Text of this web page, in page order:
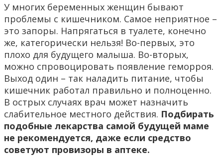
У многих беременных женщин бывают
проблемы с кишечником. Самое неприятное –
это запоры. Напрягаться в туалете, конечно
же, категорически нельзя! Во-первых, это
плохо для будущего малыша. Во-вторых,
можно спровоцировать появление геморроя.
Выход один – так наладить питание, чтобы
кишечник работал правильно и полноценно.
В острых случаях врач может назначить
слабительное местного действия. Подбирать
подобные лекарства самой будущей маме
не рекомендуется, даже если средство
советуют провизоры в аптеке.